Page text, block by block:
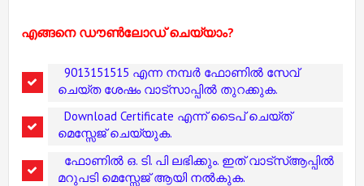
എങ്ങനെ ഡൗണ്‍ലോഡ്‌ ചെയ്യാം?
9013151515 എന്ന നമ്പർ ഫോണിൽ സേവ്
ചെയ്ത ശേഷം വാട്സാപ്പിൽ തുറക്കുക.
Download Certificate എന്ന് ടൈപ് ചെയ്ത്
മെസ്സേജ് ചെയ്യുക.
ഫോണിൽ ഒ. ടി. പി ലഭിക്കും. ഇത് വാട്സ്ആപ്പിൽ
മറുപടി മെസ്സേജ് ആയി നൽകുക.